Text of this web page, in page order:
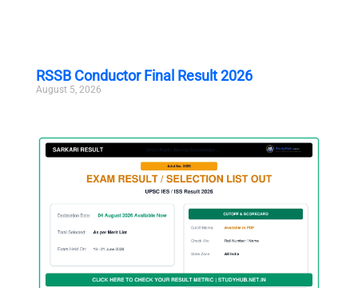
RSSB Conductor Final Result 2026
August 5, 2026